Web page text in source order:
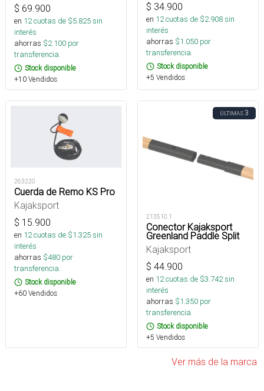
$ 69.900
en 12cuotas de $5.825sin
interés
ahorras $2.100 por
transferencia.
Stock disponible
+10 Vendidos
$ 34.900
en 12cuotas de $2.908sin
interés
ahorras $1.050 por
transferencia.
Stock disponible
+5 Vendidos
263220
Cuerda de Remo KS Pro
Kajaksport
$ 15.900
en 12cuotas de $1.325sin
interés
ahorras $480 por
transferencia.
Stock disponible
+60 Vendidos
ÚLTIMAS3
213510.1
Conector Kajaksport
Greenland Paddle Split
Kajaksport
$ 44.900
en 12cuotas de $3.742sin
interés
ahorras $1.350 por
transferencia.
Stock disponible
+5 Vendidos
Ver más de la marca